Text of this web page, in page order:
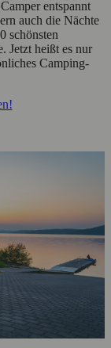
entspannt
auch die Nächte
schönsten
Jetzt heißt es nur
Camping-